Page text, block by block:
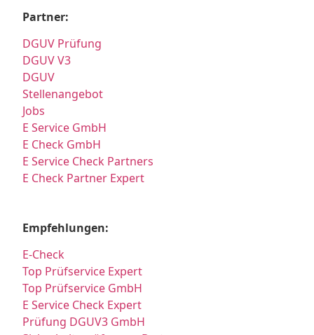
Partner:
DGUV Prüfung
DGUV V3
DGUV
Stellenangebot
Jobs
E Service GmbH
E Check GmbH
E Service Check Partners
E Check Partner Expert
Empfehlungen:
E-Check
Top Prüfservice Expert
Top Prüfservice GmbH
E Service Check Expert
Prüfung DGUV3 GmbH